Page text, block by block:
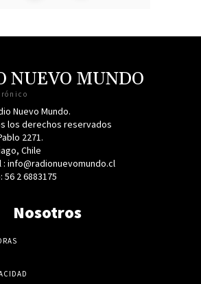
NUEVO MUNDO
Nuevo Mundo.
los derechos reservados
2271.
Chile
: info@radionuevomundo.cl
56 2 6883175
Nosotros